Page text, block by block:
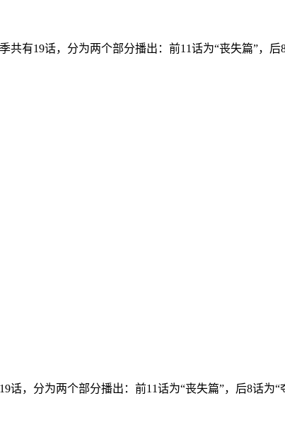
有19话，分为两个部分播出：前11话为“丧失篇”，后
，分为两个部分播出：前11话为“丧失篇”，后8话为“